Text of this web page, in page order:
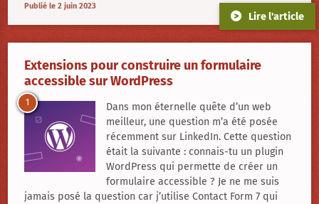
Publié le 2 juin 2023
Lire l'article
Extensions pour construire un formulaire
accessible sur WordPress
1
Dans mon éternelle quête d’un web
meilleur, une question m’a été posée
récemment sur LinkedIn. Cette question
était la suivante : connais-tu un plugin
WordPress qui permette de créer un
formulaire accessible ? Je ne me suis
jamais posé la question car j’utiliseContact Form 7 qui